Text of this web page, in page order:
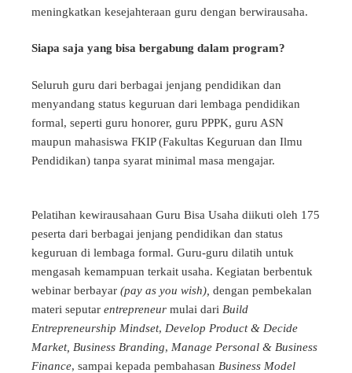
meningkatkan kesejahteraan guru dengan berwirausaha.
Siapa saja yang bisa bergabung dalam program?
Seluruh guru dari berbagai jenjang pendidikan dan
menyandang status keguruan dari lembaga pendidikan
formal, seperti guru honorer, guru PPPK, guru ASN
maupun mahasiswa FKIP (Fakultas Keguruan dan Ilmu
Pendidikan) tanpa syarat minimal masa mengajar.
Pelatihan kewirausahaan Guru Bisa Usaha diikuti oleh 175
peserta dari berbagai jenjang pendidikan dan status
keguruan di lembaga formal. Guru-guru dilatih untuk
mengasah kemampuan terkait usaha. Kegiatan berbentuk
webinar berbayar (pay as you wish), dengan pembekalan
materi seputar entrepreneur mulai dari Build
Entrepreneurship Mindset, Develop Product & Decide
Market, Business Branding, Manage Personal & Business
Finance, sampai kepada pembahasan Business Model